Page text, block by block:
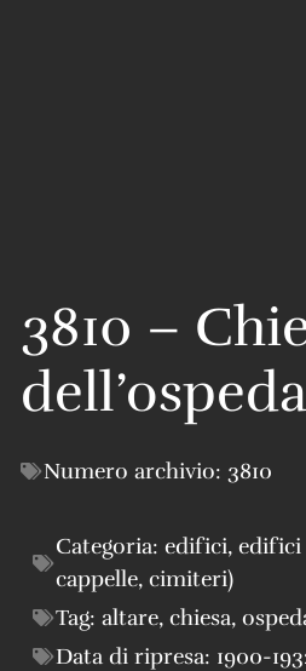
3810 –
Numero archivio: 3810
Categoria: edifici, edifici
cappelle, cimiteri)
Tag: altare, chiesa,
Data di ripresa: 1900-